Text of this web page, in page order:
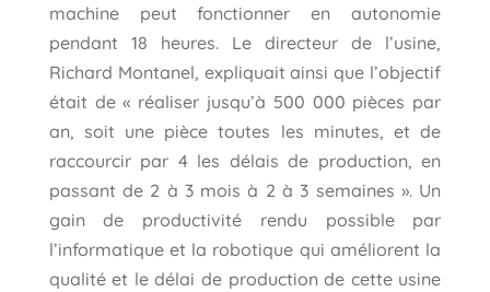
machine peut fonctionner en autonomie
pendant 18 heures. Le directeur de l’usine,
Richard Montanel, expliquait ainsi que l’objectif
était de « réaliser jusqu’à 500 000 pièces par
an, soit une pièce toutes les minutes, et de
raccourcir par 4 les délais de production, en
passant de 2 à 3 mois à 2 à 3 semaines ». Un
gain de productivité rendu possible par
l’informatique et la robotique qui améliorent la
qualité et le délai de production de cette usine